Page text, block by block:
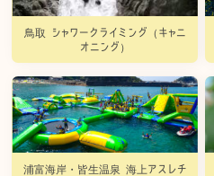
鳥取 シャワークライミング（キャニ
オニング）
浦富海岸・皆生温泉 海上アスレチ